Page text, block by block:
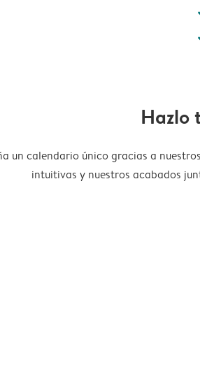
Hazlo
un calendario único gracias a
intuitivas y nuestros acabados